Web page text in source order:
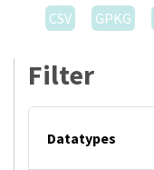
CSV
GPKG
Filter
Datatypes